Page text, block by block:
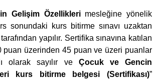
Gelişim Özellikleri mesleğine yönelik
sonundaki kurs bitirme sınavı uzaktan
yapılır. Sertifika sınavına katılan
puan üzerinden 45 puan ve üzeri puanlar
olarak sayılır veÇocuk ve Gencin
kurs bitirme belgesi (Sertifikası)”